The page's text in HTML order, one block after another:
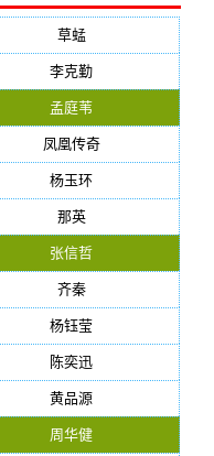
草蜢
李克勤
孟庭苇
凤凰传奇
杨玉环
那英
张信哲
齐秦
杨钰莹
陈奕迅
黄品源
周华健